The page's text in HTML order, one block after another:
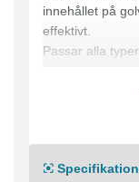
innehållet på
effektivt.
Passar alla
Varje